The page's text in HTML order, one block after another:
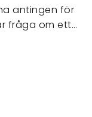
antingen för
fråga om ett…